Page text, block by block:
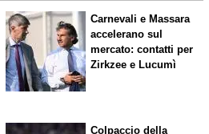
Carnevali e Massara
accelerano sul
mercato: contatti per
Zirkzee e Lucumì
Colpaccio della